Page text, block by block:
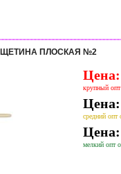
ЩЕТИНА ПЛОСКАЯ №2
Цена:
крупный
Цена:
средний опт
Цена:
мелкий опт